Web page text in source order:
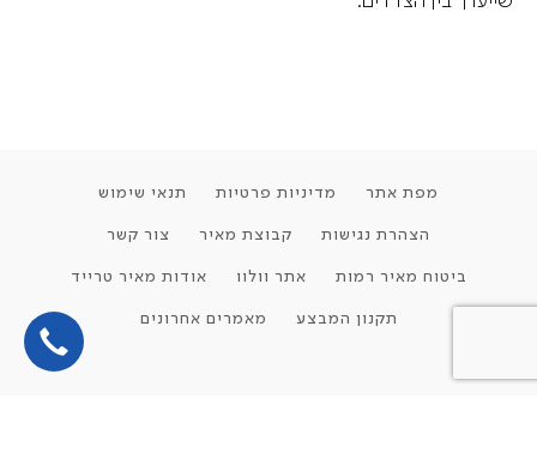
מפת אתר מדיניות פרטיות תנאי שימוש
הצהרת נגישות קבוצת מאיר צור קשר
ביטוח מאיר רמות אתר וולוו אודות מאיר טרייד
תקנון המבצע מאמרים אחרונים